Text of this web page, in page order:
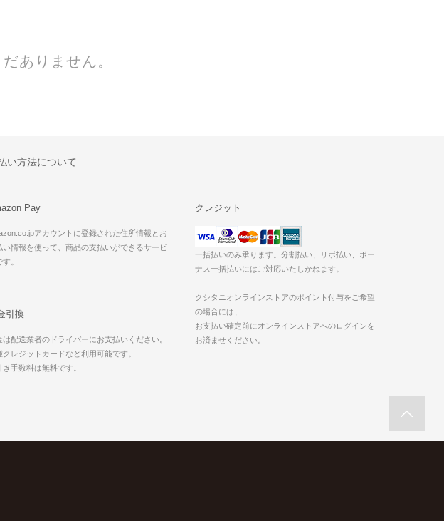
ありません。
い方法について
Pay
アカウントに登録された住所情報とお
い情報を使って、商品の支払いができるサービ
す。
クレジット
一括払いのみ承ります。分割払い、リボ払い、ボー
ナス一括払いにはご対応いたしかねます。
クシタニオンラインストアのポイント付与をご希望
の場合には、
お支払い確定前にオンラインストアへのログインを
お済ませください。
引換
は配送業者のドライバーにお支払いください。
クレジットカードなど利用可能です。
き手数料は無料です。